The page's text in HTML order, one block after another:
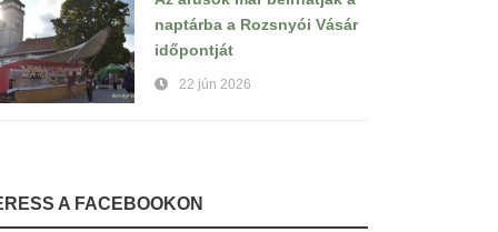
naptárba a Rozsnyói Vásár
időpontját
22 jún 2026
A FACEBOOKON